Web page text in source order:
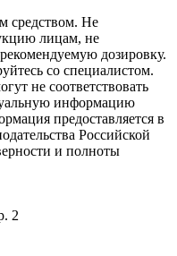
средством. Не
лицам, не
дозировку.
со специалистом.
не соответствовать
информацию
предоставляется в
Российской
и полноты
2